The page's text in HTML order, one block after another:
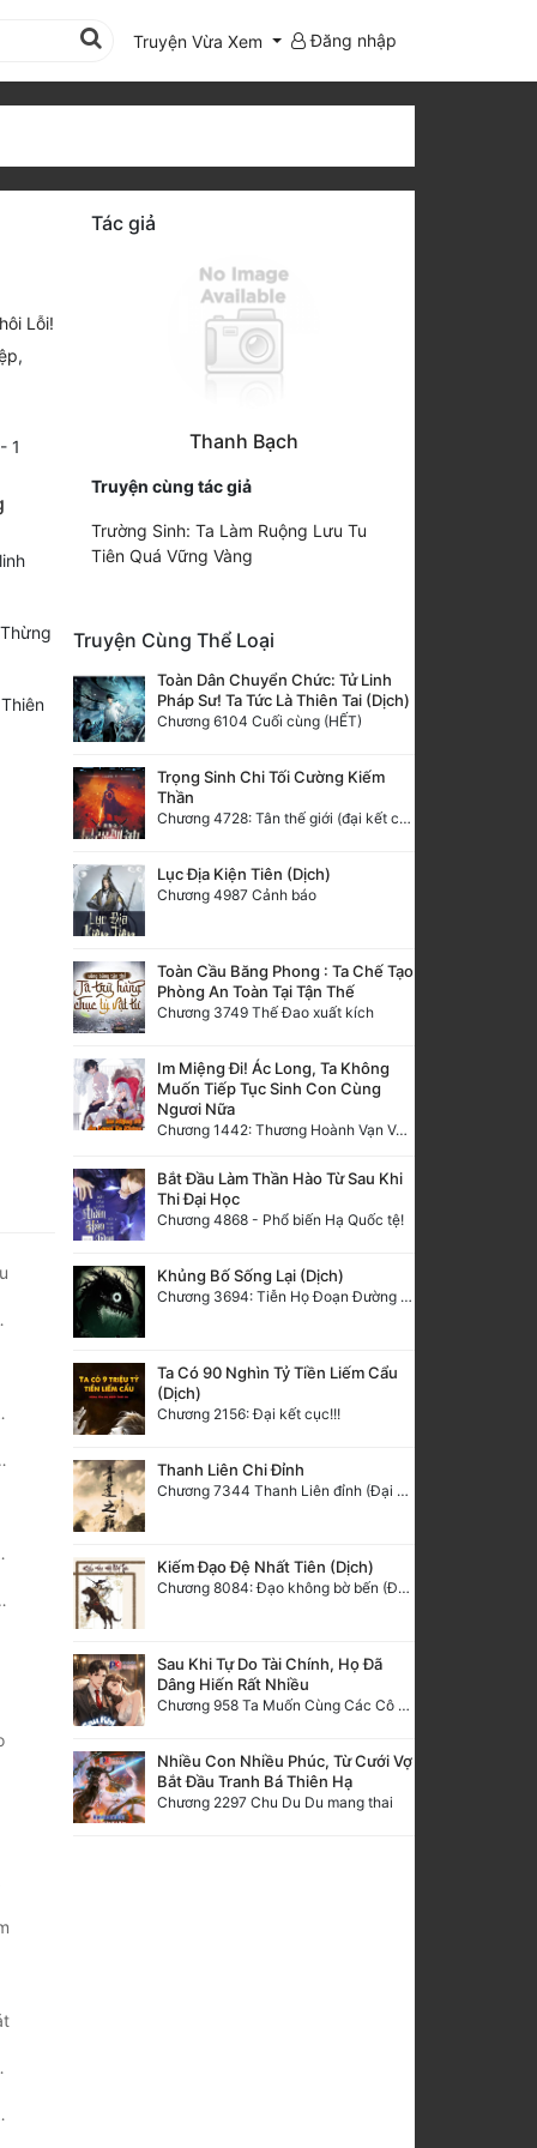
Truyện Vừa Xem Đăng nhập
Lỗi!
,
- 1
Tác giả
Thanh Bạch
Truyện cùng tác giả
Trường Sinh: Ta Làm Ruộng Lưu Tu
Tiên Quá Vững Vàng
Truyện Cùng Thể Loại
Toàn Dân Chuyển Chức: Tử Linh
Pháp Sư! Ta Tức Là Thiên Tai (Dịch)
Chương 6104 Cuối cùng (HẾT)
Trọng Sinh Chi Tối Cường Kiếm
Thần
Chương 4728: Tân thế giới (đại kết cục) (10)
Lục Địa Kiện Tiên (Dịch)
Chương 4987 Cảnh báo
Toàn Cầu Băng Phong : Ta Chế Tạo
Phòng An Toàn Tại Tận Thế
Chương 3749 Thế Đao xuất kích
Im Miệng Đi! Ác Long, Ta Không
Muốn Tiếp Tục Sinh Con Cùng
Ngươi Nữa
Chương 1442: Thương Hoành Vạn Vật (9)
Bắt Đầu Làm Thần Hào Từ Sau Khi
Thi Đại Học
Chương 4868 - Phổ biến Hạ Quốc tệ!
Khủng Bố Sống Lại (Dịch)
Chương 3694: Tiễn Họ Đoạn Đường Cuối - Hoàn
Ta Có 90 Nghìn Tỷ Tiền Liếm Cẩu
(Dịch)
Chương 2156: Đại kết cục!!!
Thanh Liên Chi Đỉnh
Chương 7344 Thanh Liên đỉnh (Đại kết cục) (2) HẾT.
Kiếm Đạo Đệ Nhất Tiên (Dịch)
Chương 8084: Đạo không bờ bến (Đại kết cục) (10)
Sau Khi Tự Do Tài Chính, Họ Đã
Dâng Hiến Rất Nhiều
Chương 958 Ta Muốn Cùng Các Cô Vĩnh Viễn Ở Bên Nhau (2) Hết
Nhiều Con Nhiều Phúc, Từ Cưới Vợ
Bắt Đầu Tranh Bá Thiên Hạ
Chương 2297 Chu Du Du mang thai